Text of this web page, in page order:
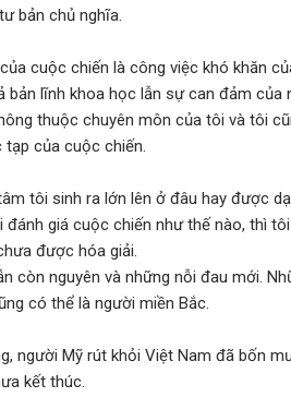
bản chủ nghĩa.
cuộc chiến là công việc khó khăn
bản lĩnh khoa học lẫn sự can đảm của
thuộc chuyên môn của tôi và tôi
của cuộc chiến.
tôi sinh ra lớn lên ở đâu hay được
giá cuộc chiến như thế nào, thì
được hóa giải.
còn nguyên và những nỗi đau mới.
có thể là người miền Bắc.
người Mỹ rút khỏi Việt Nam đã bốn
kết thúc.